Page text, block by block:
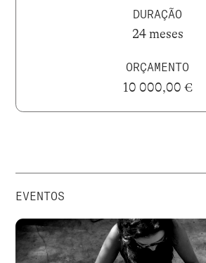
DURAÇÃO
24 meses
ORÇAMENTO
10 000,00 €
EVENTOS